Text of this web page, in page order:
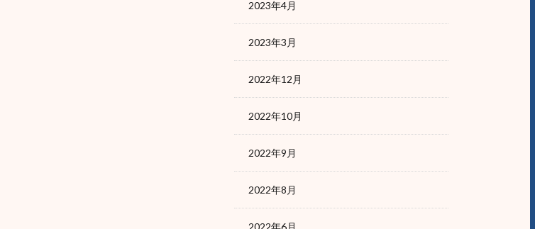
2023年4月
2023年3月
2022年12月
2022年10月
2022年9月
2022年8月
2022年6月